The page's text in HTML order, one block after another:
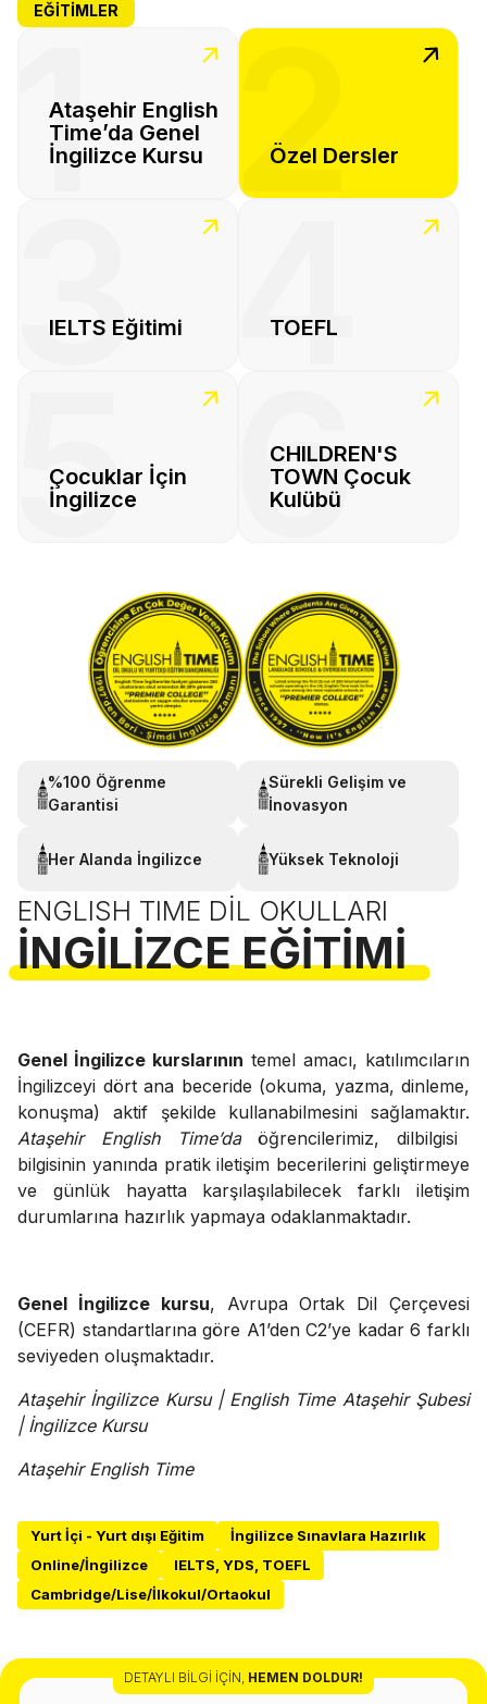
EĞITIMLER
Ataşehir English
Time’da Genel
İngilizce Kursu
1 Özel Dersler
2
IELTS Eğitimi
3 TOEFL
4
Çocuklar İçin
İngilizce
5
CHILDREN'S
TOWN Çocuk
Kulübü
6
%100 Öğrenme
Garantisi
Sürekli Gelişim ve
İnovasyon
Her Alanda İngilizce Yüksek Teknoloji
ENGLISH TIME DIL OKULLARI
İNGILIZCE EĞITIMI
Genel İngilizce kurslarının temel amacı, katılımcıların
İngilizceyi dört ana beceride (okuma, yazma, dinleme,
konuşma) aktif şekilde kullanabilmesini sağlamaktır.
Ataşehir English Time’daöğrencilerimiz, dilbilgisi
bilgisinin yanında pratik iletişim becerilerini geliştirmeye
ve günlük hayatta karşılaşılabilecek farklı iletişim
durumlarına hazırlık yapmaya odaklanmaktadır.
Genel İngilizce kursu, Avrupa Ortak Dil Çerçevesi
(CEFR) standartlarına göre A1’den C2’ye kadar 6 farklı
seviyeden oluşmaktadır.
Ataşehir İngilizce Kursu | English Time Ataşehir Şubesi
| İngilizce Kursu
Ataşehir English Time
Yurt İçi - Yurt dışı Eğitim
İngilizce Sınavlara Hazırlık
Online/İngilizce
IELTS, YDS, TOEFL
Cambridge/Lise/İlkokul/Ortaokul
DETAYLI BILGI İÇIN, HEMEN DOLDUR!